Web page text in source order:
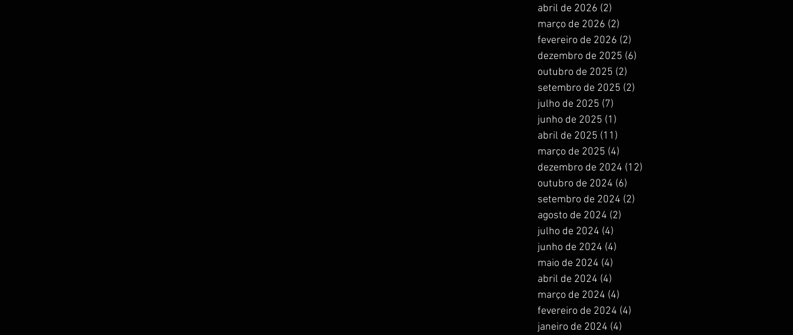
abril de 2026 (2)
março de 2026 (2)
fevereiro de 2026 (2)
dezembro de 2025 (6)
outubro de 2025 (2)
setembro de 2025 (2)
julho de 2025 (7)
junho de 2025 (1)
abril de 2025 (11)
março de 2025 (4)
dezembro de 2024 (12)
outubro de 2024 (6)
setembro de 2024 (2)
agosto de 2024 (2)
julho de 2024 (4)
junho de 2024 (4)
maio de 2024 (4)
abril de 2024 (4)
março de 2024 (4)
fevereiro de 2024 (4)
janeiro de 2024 (4)